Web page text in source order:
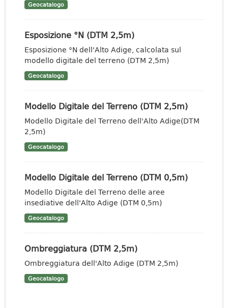
Geocatalogo
Esposizione °N (DTM 2,5m)
Esposizione °N dell'Alto Adige, calcolata sul
modello digitale del terreno (DTM 2,5m)
Geocatalogo
Modello Digitale del Terreno (DTM 2,5m)
Modello Digitale del Terreno dell'Alto Adige(DTM
2,5m)
Geocatalogo
Modello Digitale del Terreno (DTM 0,5m)
Modello Digitale del Terreno delle aree
insediative dell'Alto Adige (DTM 0,5m)
Geocatalogo
Ombreggiatura (DTM 2,5m)
Ombreggiatura dell'Alto Adige (DTM 2,5m)
Geocatalogo